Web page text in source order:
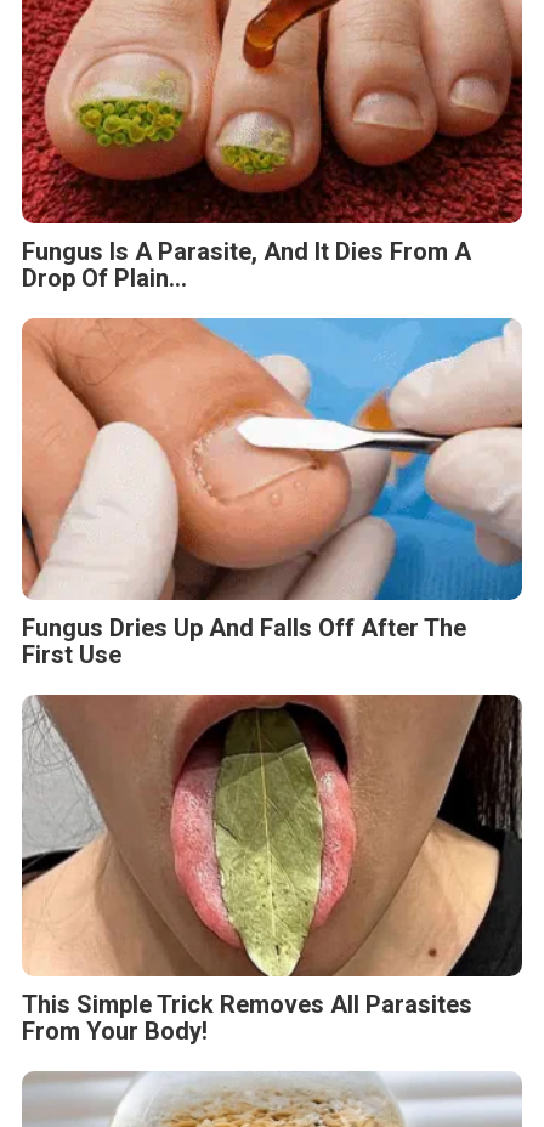
Fungus Is A Parasite, And It Dies From A
Drop Of Plain...
Fungus Dries Up And Falls Off After The
First Use
This Simple Trick Removes All Parasites
From Your Body!